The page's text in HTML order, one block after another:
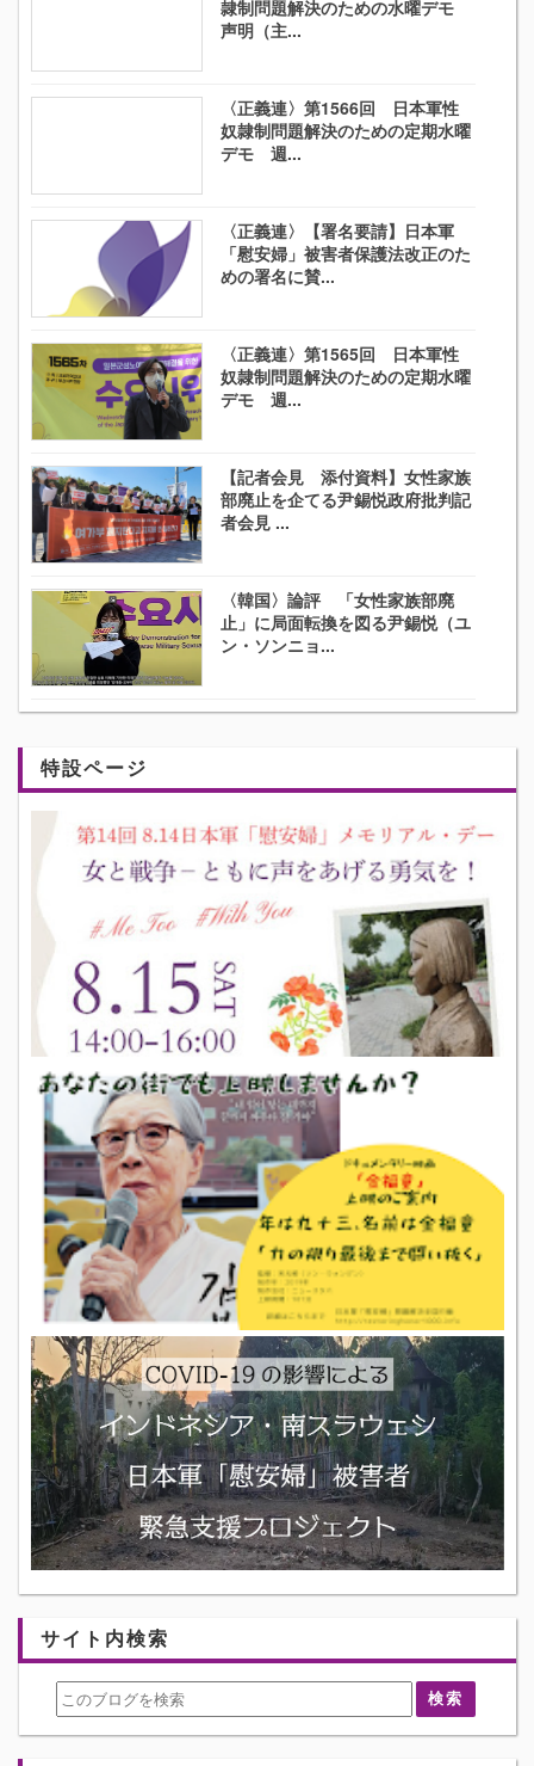
隷制問題解決のための水曜デモ
声明（主...
〈正義連〉第1566回 日本軍性
奴隷制問題解決のための定期水曜
デモ 週...
〈正義連〉【署名要請】日本軍
「慰安婦」被害者保護法改正のた
めの署名に賛...
〈正義連〉第1565回 日本軍性
奴隷制問題解決のための定期水曜
デモ 週...
【記者会見 添付資料】女性家族
部廃止を企てる尹錫悦政府批判記
者会見 ...
〈韓国〉論評 「女性家族部廃
止」に局面転換を図る尹錫悦（ユ
ン・ソンニョ...
特設ページ
サイト内検索